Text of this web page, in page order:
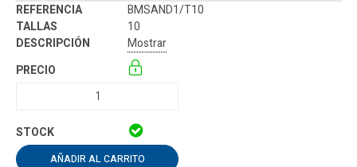
BMSAND1/T10
10
Mostrar
AÑADIR AL CARRITO